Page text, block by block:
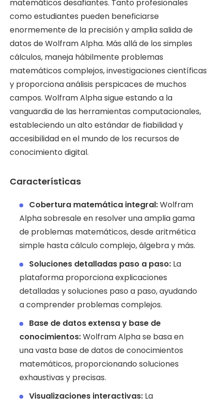
matemáticos desafiantes. Tanto profesionales
como estudiantes pueden beneficiarse
enormemente de la precisión y amplia salida de
datos de Wolfram Alpha. Más allá de los simples
cálculos, maneja hábilmente problemas
matemáticos complejos, investigaciones científicas
y proporciona análisis perspicaces de muchos
campos. Wolfram Alpha sigue estando a la
vanguardia de las herramientas computacionales,
estableciendo un alto estándar de fiabilidad y
accesibilidad en el mundo de los recursos de
conocimiento digital.
Características
Cobertura matemática integral:Wolfram
Alpha sobresale en resolver una amplia gama
de problemas matemáticos, desde aritmética
simple hasta cálculo complejo, álgebra y más.
Soluciones detalladas paso a paso: La
plataforma proporciona explicaciones
detalladas y soluciones paso a paso, ayudando
a comprender problemas complejos.
Base de datos extensa y base de
conocimientos:Wolfram Alpha se basa en
una vasta base de datos de conocimientos
matemáticos, proporcionando soluciones
exhaustivas y precisas.
Visualizaciones interactivas: La